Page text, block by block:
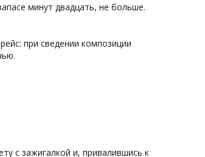
минут двадцать, не больше.
при сведении композиции
с зажигалкой и, привалившись к